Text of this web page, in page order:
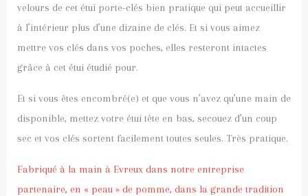
velours de cet étui porte-clés bien pratique qui peut accueillir
à l’intérieur plus d’une dizaine de clés. Et si vous aimez
mettre vos clés dans vos poches, elles resteront intactes
grâce à cet étui étudié pour.
Et si vous êtes encombré(e) et que vous n’avez qu’une main de
disponible, mettez votre étui tête en bas, secouez d’un coup
sec et vos clés sortent facilement toutes seules. Très pratique.
Fabriqué à la main à Evreux dans notre entreprise
partenaire, en « peau » de pomme, dans la grande tradition